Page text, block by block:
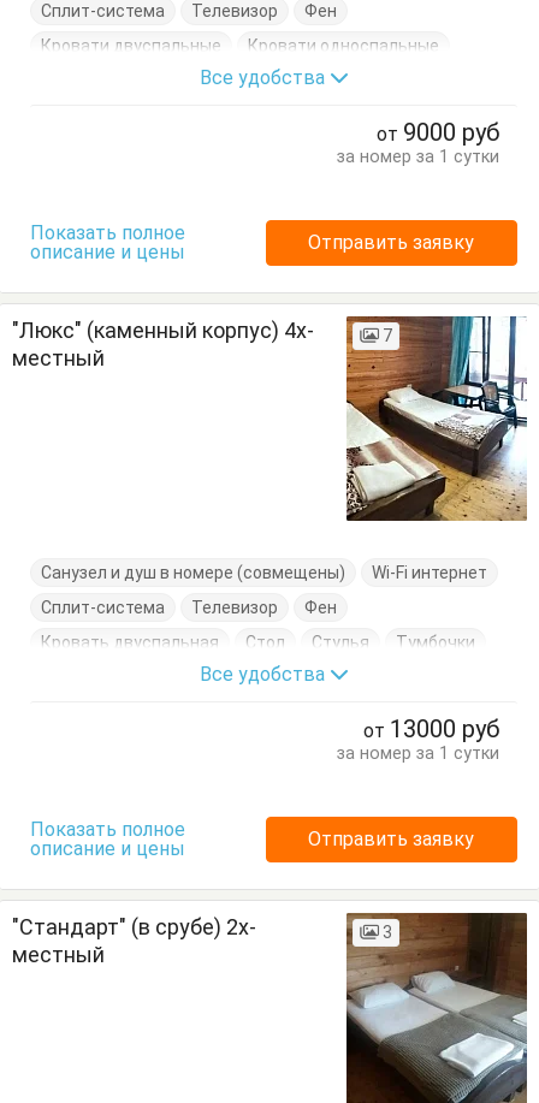
Сплит-система
Телевизор
Фен
Кровати двуспальные
Кровати односпальные
Тумбочки Шкаф
Все удобства
от 9000 руб
за номер за 1 сутки
Показать полное
описание и цены
Отправить заявку
"Люкс" (каменный корпус) 4х-
местный
7
Санузел и душ в номере (совмещены)
Wi-Fi интернет
Сплит-система
Телевизор
Фен
Кровать двуспальная
Стол Стулья
Тумбочки
Все удобства
от 13000 руб
за номер за 1 сутки
Показать полное
описание и цены
Отправить заявку
"Стандарт" (в срубе) 2х-
местный
3